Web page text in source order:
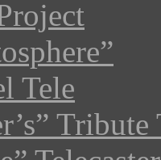
Tele
Tribute